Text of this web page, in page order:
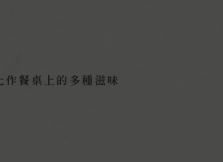
餐桌上的多種滋味